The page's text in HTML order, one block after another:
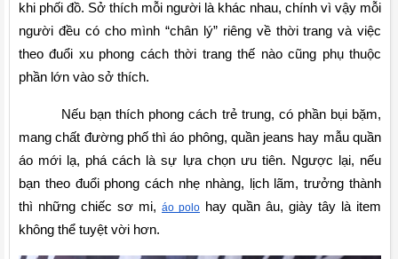
khi phối đồ. Sở thích mỗi người là khác nhau, chính vì vậy mỗi
người đều có cho mình “chân lý” riêng về thời trang và việc
theo đuổi xu phong cách thời trang thế nào cũng phụ thuộc
phần lớn vào sở thích.
Nếu bạn thích phong cách trẻ trung, có phần bụi bặm,
mang chất đường phố thì áo phông, quần jeans hay mẫu quần
áo mới lạ, phá cách là sự lựa chọn ưu tiên. Ngược lại, nếu
bạn theo đuổi phong cách nhẹ nhàng, lịch lãm, trưởng thành
thì những chiếc sơ mi, áo polo hay quần âu, giày tây là item
không thể tuyệt vời hơn.